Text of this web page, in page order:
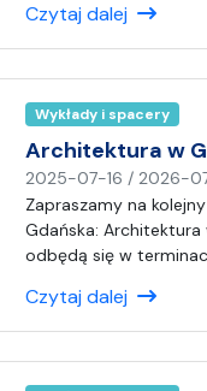
Czytaj dalej
Wykłady i spacery
Architektura w
2025-07-16 / 2026-
Zapraszamy na
Gdańska: Architektura
odbędą się w
Czytaj dalej